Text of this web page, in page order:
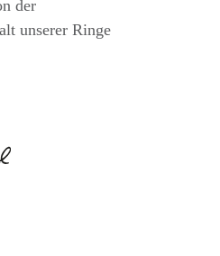
der
unserer Ringe